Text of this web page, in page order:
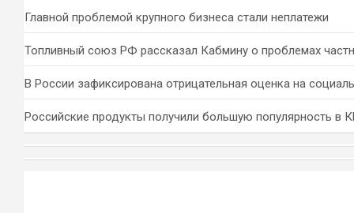
Главной проблемой крупного бизнеса стали неплатежи
Топливный союз РФ рассказал Кабмину о проблемах
В России зафиксирована отрицательная оценка на
Российские продукты получили большую популярность в